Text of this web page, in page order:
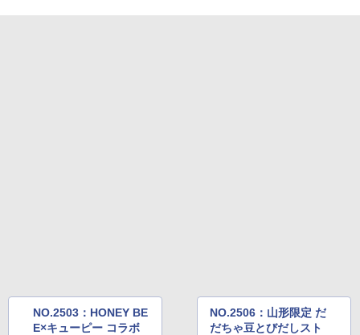
NO.2503：HONEY BE
E×キューピー コラボ
NO.2506：山形限定 だ
だちゃ豆とびだしスト